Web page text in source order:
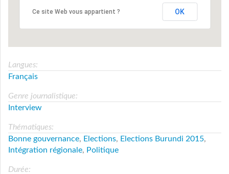
Ce site Web vous appartient ? OK
Langues:
Français
Genre journalistique:
Interview
Thématiques:
Bonne gouvernance, Elections, Elections Burundi 2015,
Intégration régionale, Politique
Durée: